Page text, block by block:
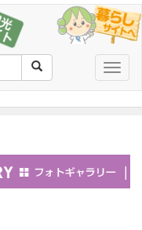
Toggle